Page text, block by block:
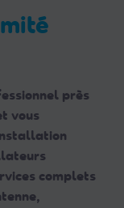
près
vous
complets